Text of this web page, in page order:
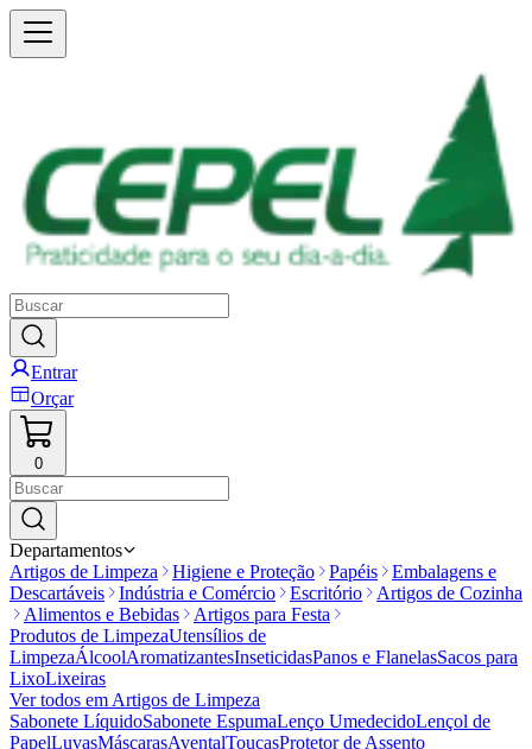
Entrar
Orçar
0
Departamentos
Artigos de Limpeza
Higiene e Proteção Papéis
Embalagens e
Descartáveis
Indústria e Comércio Escritório
Artigos de Cozinha
Alimentos e Bebidas
Artigos para Festa
Produtos de LimpezaUtensílios de
LimpezaÁlcoolAromatizantesInseticidasPanos e FlanelasSacos para
LixoLixeiras
Ver todos em Artigos de Limpeza
Sabonete LíquidoSabonete EspumaLenço UmedecidoLençol de
PapelLuvasMáscarasAventalToucasProtetor de Assento